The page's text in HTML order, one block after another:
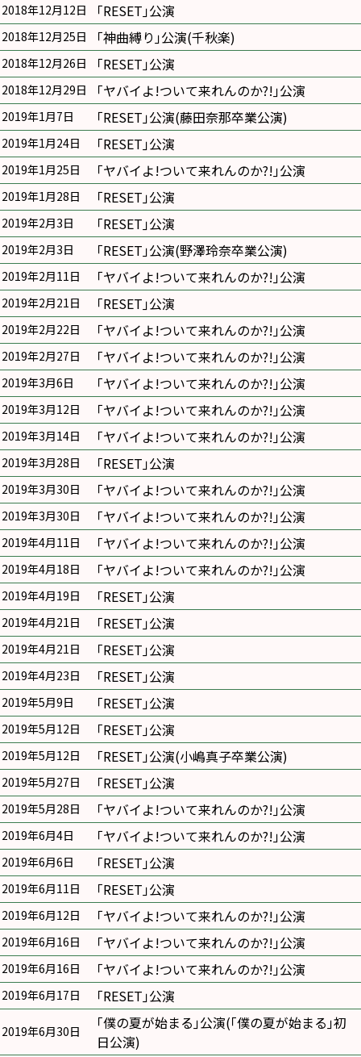
2018年12月12日 ｢RESET｣公演
2018年12月25日 ｢神曲縛り｣公演(千秋楽)
2018年12月26日 ｢RESET｣公演
2018年12月29日 ｢ヤバイよ!ついて来れんのか?!｣公演
2019年1月7日 ｢RESET｣公演(藤田奈那卒業公演)
2019年1月24日 ｢RESET｣公演
2019年1月25日 ｢ヤバイよ!ついて来れんのか?!｣公演
2019年1月28日 ｢RESET｣公演
2019年2月3日 ｢RESET｣公演
2019年2月3日 ｢RESET｣公演(野澤玲奈卒業公演)
2019年2月11日 ｢ヤバイよ!ついて来れんのか?!｣公演
2019年2月21日 ｢RESET｣公演
2019年2月22日 ｢ヤバイよ!ついて来れんのか?!｣公演
2019年2月27日 ｢ヤバイよ!ついて来れんのか?!｣公演
2019年3月6日 ｢ヤバイよ!ついて来れんのか?!｣公演
2019年3月12日 ｢ヤバイよ!ついて来れんのか?!｣公演
2019年3月14日 ｢ヤバイよ!ついて来れんのか?!｣公演
2019年3月28日 ｢RESET｣公演
2019年3月30日 ｢ヤバイよ!ついて来れんのか?!｣公演
2019年3月30日 ｢ヤバイよ!ついて来れんのか?!｣公演
2019年4月11日 ｢ヤバイよ!ついて来れんのか?!｣公演
2019年4月18日 ｢ヤバイよ!ついて来れんのか?!｣公演
2019年4月19日 ｢RESET｣公演
2019年4月21日 ｢RESET｣公演
2019年4月21日 ｢RESET｣公演
2019年4月23日 ｢RESET｣公演
2019年5月9日 ｢RESET｣公演
2019年5月12日 ｢RESET｣公演
2019年5月12日 ｢RESET｣公演(小嶋真子卒業公演)
2019年5月27日 ｢RESET｣公演
2019年5月28日 ｢ヤバイよ!ついて来れんのか?!｣公演
2019年6月4日 ｢ヤバイよ!ついて来れんのか?!｣公演
2019年6月6日 ｢RESET｣公演
2019年6月11日 ｢RESET｣公演
2019年6月12日 ｢ヤバイよ!ついて来れんのか?!｣公演
2019年6月16日 ｢ヤバイよ!ついて来れんのか?!｣公演
2019年6月16日 ｢ヤバイよ!ついて来れんのか?!｣公演
2019年6月17日 ｢RESET｣公演
2019年6月30日
｢僕の夏が始まる｣公演(｢僕の夏が始まる｣初
日公演)